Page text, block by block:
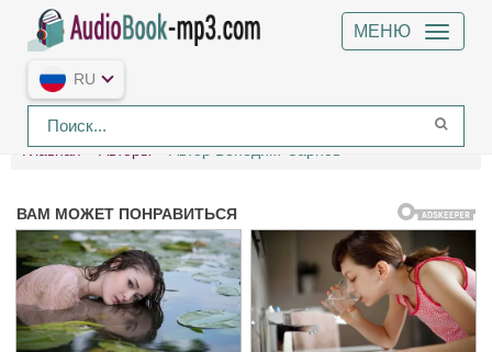
МЕНЮ
RU
Главная Авторы Автор Бенедикт Сарнов